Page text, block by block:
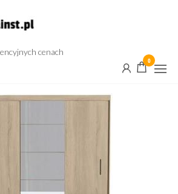
cenach
0